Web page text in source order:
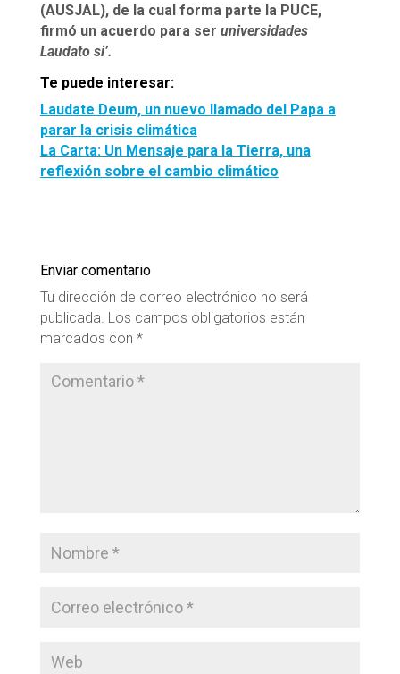
(AUSJAL), de la cual forma parte la PUCE,
firmó un acuerdo para ser universidades
Laudato si’.
Te puede interesar:
Laudate Deum, un nuevo llamado del Papa a
parar la crisis climática
La Carta: Un Mensaje para la Tierra, una
reflexión sobre el cambio climático
Enviar comentario
Tu dirección de correo electrónico no será
publicada. Los campos obligatorios están
marcados con *